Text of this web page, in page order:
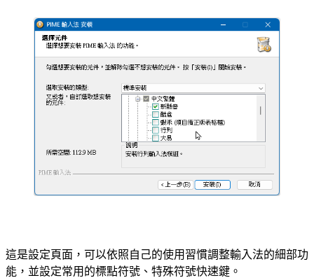
這是設定頁面，可以依照自己的使用習慣調整輸入法的細部功
能，並設定常用的標點符號、特殊符號快速鍵。